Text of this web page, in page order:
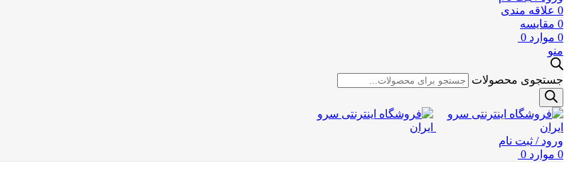
0 علاقه مندی
0 مقایسه
0 موارد 0
منو
جستجوی محصولات
ورود / ثبت نام
0 موارد 0